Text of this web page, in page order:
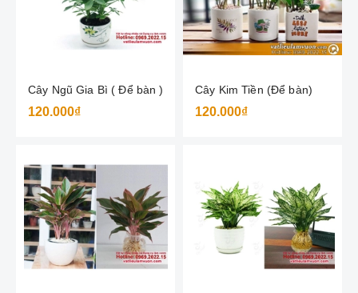
Cây Ngũ Gia Bì ( Để bàn )
120.000₫
Cây Kim Tiền (Để bàn)
120.000₫